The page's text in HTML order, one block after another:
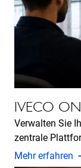
IVECO
Verwalten Sie
zentrale
Mehr erfahren